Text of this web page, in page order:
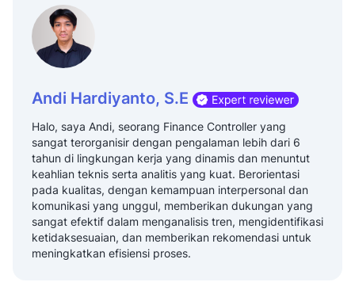
Andi Hardiyanto, S.E
Halo, saya Andi, seorang Finance Controller yang
sangat terorganisir dengan pengalaman lebih dari 6
tahun di lingkungan kerja yang dinamis dan menuntut
keahlian teknis serta analitis yang kuat. Berorientasi
pada kualitas, dengan kemampuan interpersonal dan
komunikasi yang unggul, memberikan dukungan yang
sangat efektif dalam menganalisis tren, mengidentifikasi
ketidaksesuaian, dan memberikan rekomendasi untuk
meningkatkan efisiensi proses.